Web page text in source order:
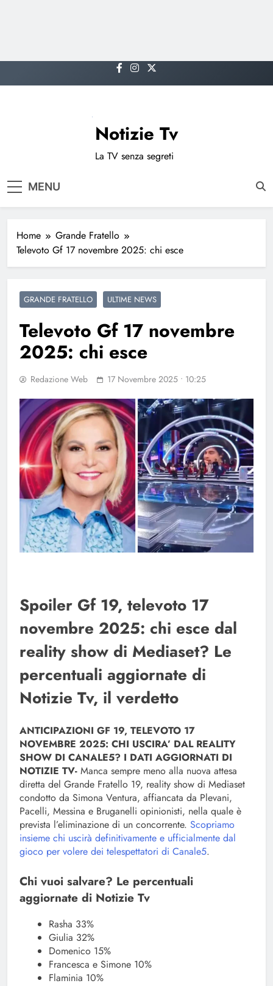
to
Notizie Tv
La TV senza segreti
MENU
Home
Grande Fratello
Televoto Gf 17 novembre 2025: chi esce
GRANDE FRATELLO ULTIME NEWS
Televoto Gf 17 novembre
2025: chi esce
Redazione Web 17 Novembre 2025 • 10:25
Spoiler Gf 19, televoto 17
novembre 2025: chi esce dal
reality show di Mediaset? Le
percentuali aggiornate di
Notizie Tv, il verdetto
ANTICIPAZIONI GF 19, TELEVOTO 17
NOVEMBRE 2025: CHI USCIRA’ DAL REALITY
SHOW DI CANALE5? I DATI AGGIORNATI DI
NOTIZIE TV- Manca sempre meno alla nuova attesa
diretta del Grande Fratello 19, reality show di Mediaset
condotto da Simona Ventura, affiancata da Plevani,
Pacelli, Messina e Bruganelli opinionisti, nella quale è
prevista l’eliminazione di un concorrente. Scopriamo
insieme chi uscirà definitivamente e ufficialmente dal
gioco per volere dei telespettatori di Canale5.
Chi vuoi salvare? Le percentuali
aggiornate di Notizie Tv
Rasha 33%
Giulia 32%
Domenico 15%
Francesca e Simone 10%
Flaminia 10%